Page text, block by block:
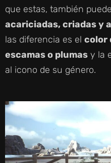
que estas, también
acariciadas, criadas y
las diferencia es el color
escamas o plumas y la
al icono de su género.